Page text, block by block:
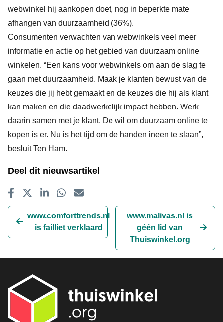
webwinkel hij aankopen doet, nog in beperkte mate
afhangen van duurzaamheid (36%).
Consumenten verwachten van webwinkels veel meer
informatie en actie op het gebied van duurzaam online
winkelen. “Een kans voor webwinkels om aan de slag te
gaan met duurzaamheid. Maak je klanten bewust van de
keuzes die jij hebt gemaakt en de keuzes die hij als klant
kan maken en die daadwerkelijk impact hebben. Werk
daarin samen met je klant. De wil om duurzaam online te
kopen is er. Nu is het tijd om de handen ineen te slaan”,
besluit Ten Ham.
Deel dit nieuwsartikel
Delen op Facebook
TweetDelen op LinkedIn
Delen op WhatsApp
E-mailadres
www.comforttrends.nl
is failliet verklaard
www.malivas.nl is
géén lid van
Thuiswinkel.org